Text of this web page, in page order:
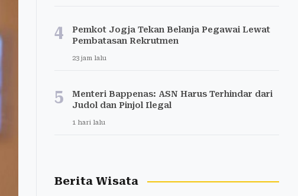
4
Pemkot Jogja Tekan Belanja Pegawai Lewat
Pembatasan Rekrutmen
23 jam lalu
5
Menteri Bappenas: ASN Harus Terhindar dari
Judol dan Pinjol Ilegal
1 hari lalu
Berita Wisata